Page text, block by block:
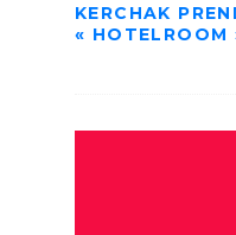
KERCHAK
« HOTELROOM